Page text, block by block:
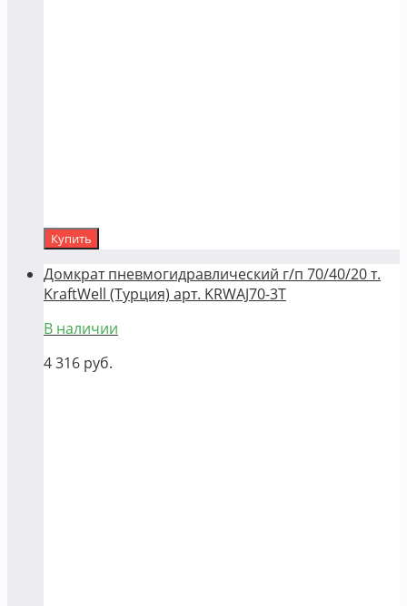
Купить
Домкрат пневмогидравлический г/п 70/40/20 т.
KraftWell (Турция) арт. KRWAJ70-3T
В наличии
4 316 руб.